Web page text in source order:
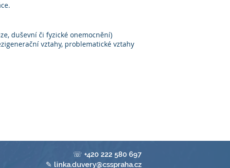
duševní či fyzické onemocnění)
vztahy, problematické vztahy
☏ +420 222 580 697
✎ linka.duvery@csspraha.cz